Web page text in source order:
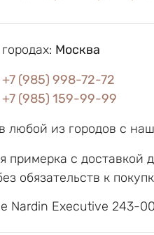
: Москва
+7 (985) 998-72-72
+7 (985) 159-99-99
любой из городов с
примерка с доставкой
обязательств к
Nardin Executive 243-